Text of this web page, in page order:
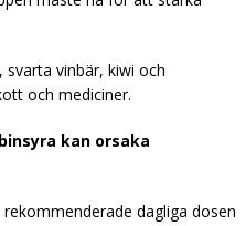
vinbär, kiwi och
och mediciner.
kan orsaka
dagliga dosen